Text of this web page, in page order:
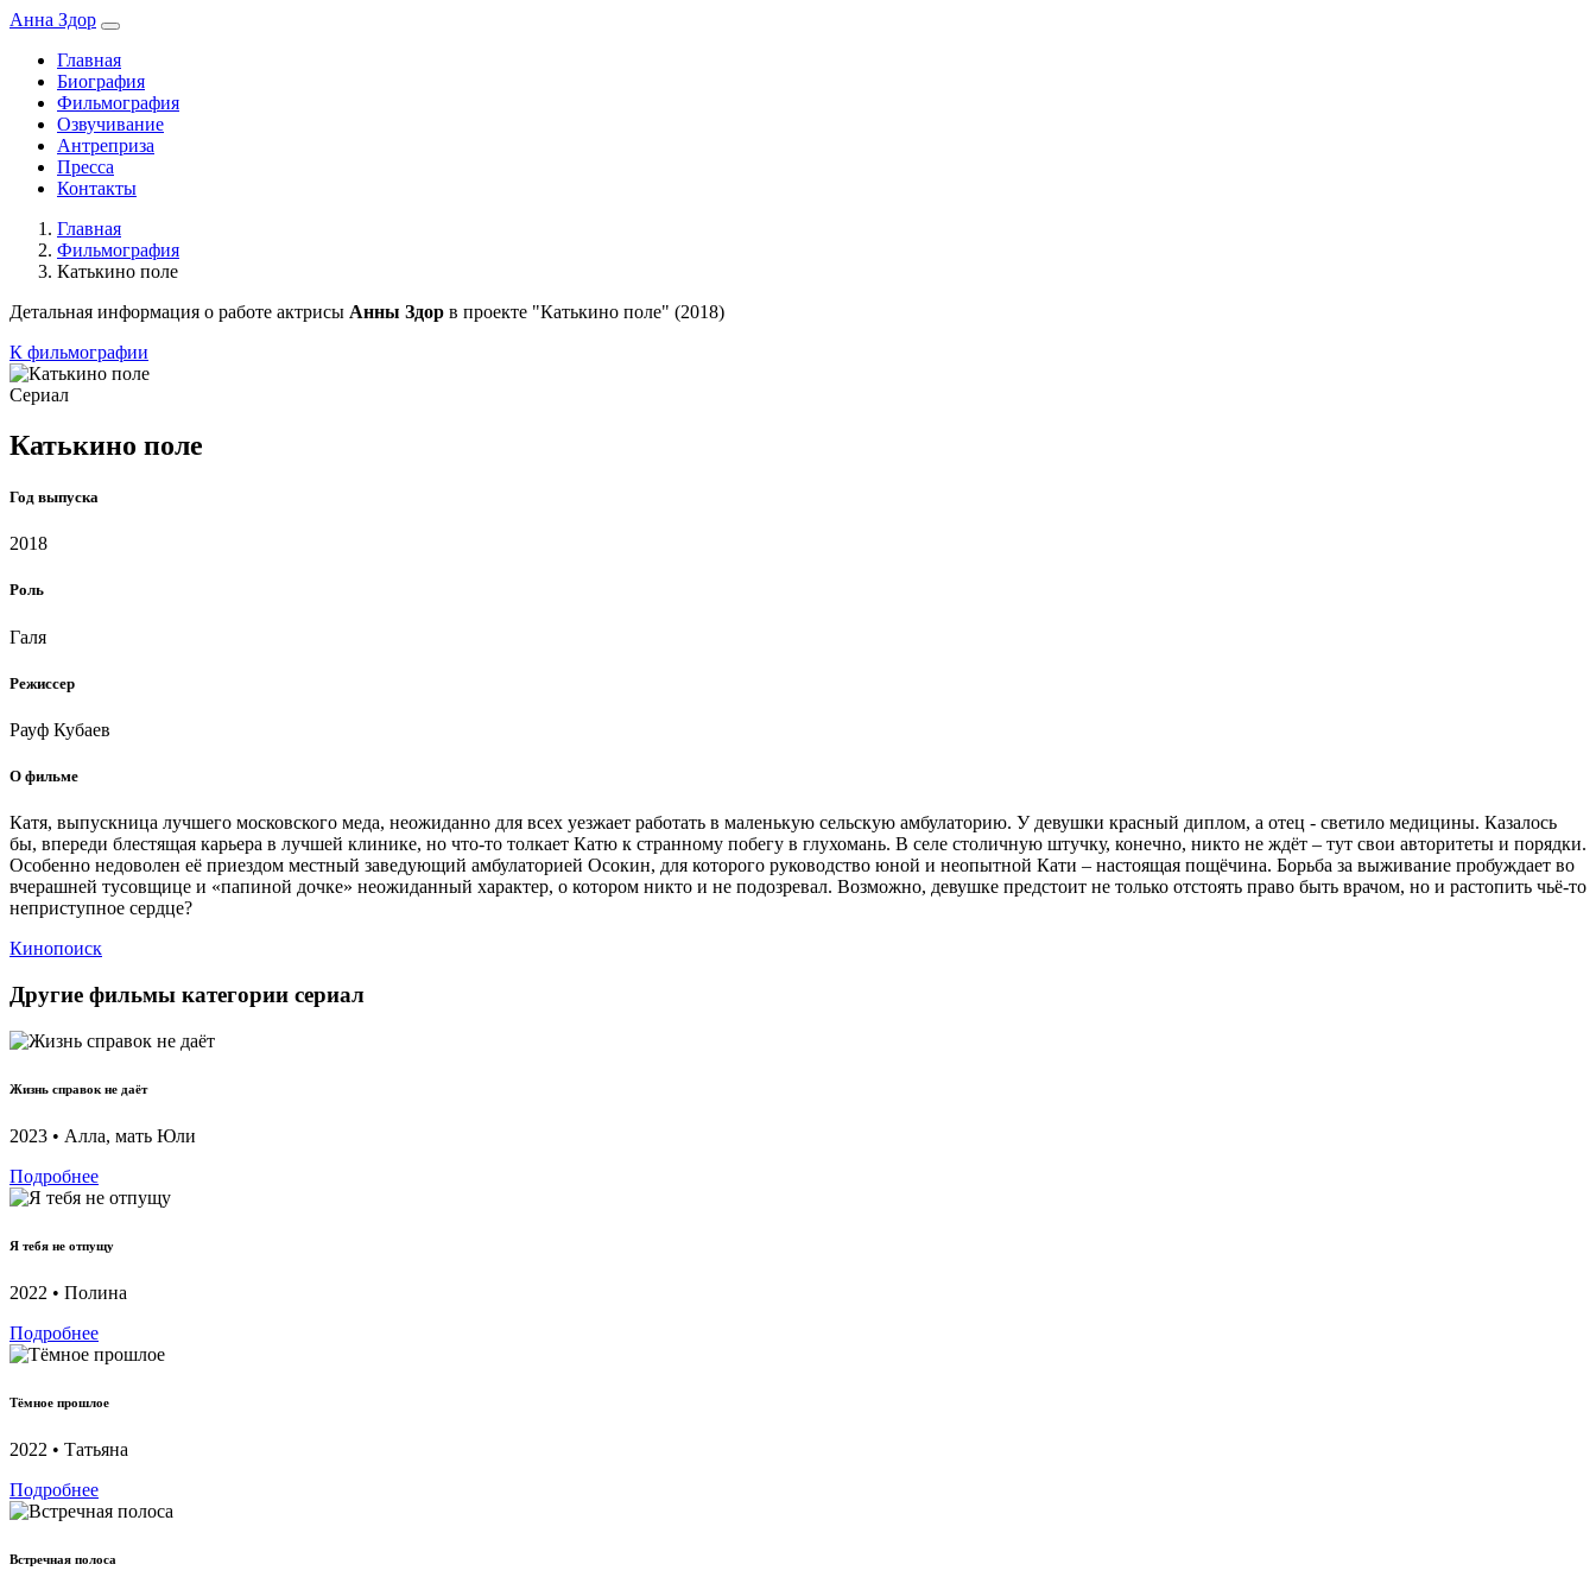
Анна Здор
Главная
Биография
Фильмография
Озвучивание
Антреприза
Пресса
Контакты
Главная
Фильмография
Катькино поле
Детальная информация о работе актрисы Анны Здор в проекте "Катькино поле" (2018)
К фильмографии
Сериал
Катькино поле
Год выпуска
2018
Роль
Галя
Режиссер
Рауф Кубаев
О фильме
Катя, выпускница лучшего московского меда, неожиданно для всех уезжает работать в маленькую сельскую амбулаторию. У девушки красный диплом, а отец - светило медицины. Казалось
бы, впереди блестящая карьера в лучшей клинике, но что-то толкает Катю к странному побегу в глухомань. В селе столичную штучку, конечно, никто не ждёт – тут свои авторитеты и порядки.
Особенно недоволен её приездом местный заведующий амбулаторией Осокин, для которого руководство юной и неопытной Кати – настоящая пощёчина. Борьба за выживание пробуждает во
вчерашней тусовщице и «папиной дочке» неожиданный характер, о котором никто и не подозревал. Возможно, девушке предстоит не только отстоять право быть врачом, но и растопить чьё-то
неприступное сердце?
Кинопоиск
Другие фильмы категории сериал
Жизнь справок не даёт
2023 • Алла, мать Юли
Подробнее
Я тебя не отпущу
2022 • Полина
Подробнее
Тёмное прошлое
2022 • Татьяна
Подробнее
Встречная полоса